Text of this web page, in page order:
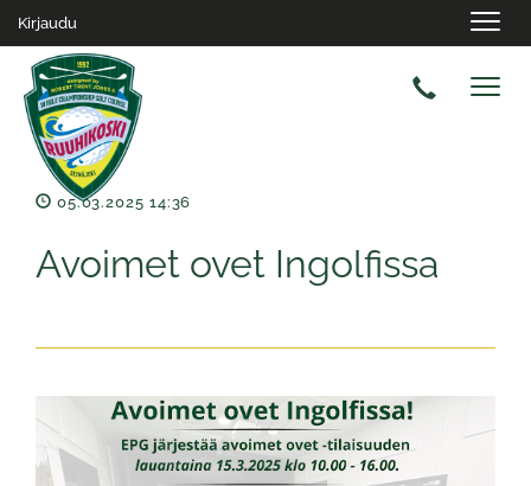
Kirjaudu
05.03.2025 14:36
Avoimet ovet Ingolfissa